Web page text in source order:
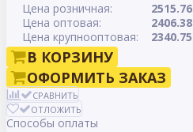
Цена розничная: 2515.76
Цена оптовая:
2406.38
Цена крупнооптовая:
2340.75
В КОРЗИНУ
ОФОРМИТЬ ЗАКАЗ
СРАВНИТЬ
ОТЛОЖИТЬ
Способы оплаты